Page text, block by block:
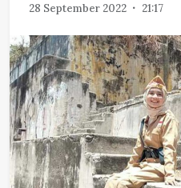
28 September 2022 21:17